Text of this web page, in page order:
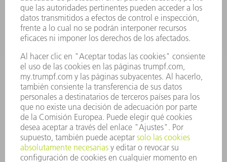
EMPRESA
CARRERA PROFESIONAL
OFERTAS DE TRABAJO
PERFIL DE LA EMPRESA
INFORME ANUAL
PRINCIPIOS CORPORATIVOS
CUMPLIMIENTO
SISTEMA DE INFORMADORES
SEGURIDAD
COMUNICADOS DE PRENSA
REVISTAS
SOSTENIBILIDAD
MEDIO AMBIENTE Y CLIMA
SOCIEDAD Y EMPRESA
GESTIÓN EMPRESARIAL